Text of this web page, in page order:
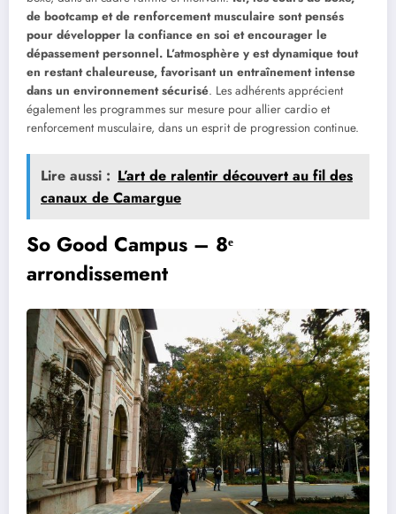
de bootcamp et de renforcement musculaire sont pensés
pour développer la confiance en soi et encourager le
dépassement personnel. L’atmosphère y est dynamique tout
en restant chaleureuse, favorisant un entraînement intense
dans un environnement sécurisé. Les adhérents apprécient
également les programmes sur mesure pour allier cardio et
renforcement musculaire, dans un esprit de progression continue.
Lire aussi : L’art de ralentir découvert au fil des
canaux de Camargue
So Good Campus – 8ᵉ
arrondissement